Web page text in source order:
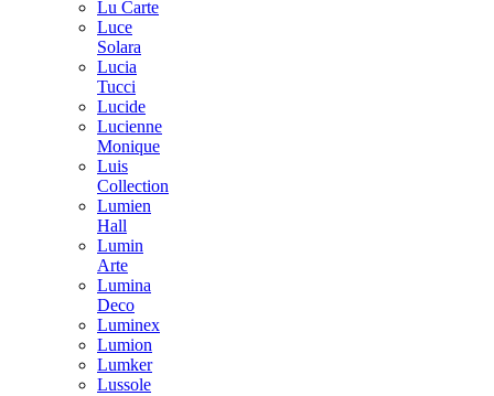
Lu Carte
Luce
Solara
Lucia
Tucci
Lucide
Lucienne
Monique
Luis
Collection
Lumien
Hall
Lumin
Arte
Lumina
Deco
Luminex
Lumion
Lumker
Lussole